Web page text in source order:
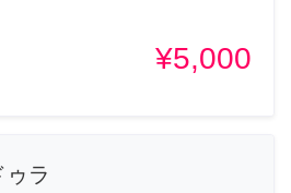
¥5,000
ゥラ